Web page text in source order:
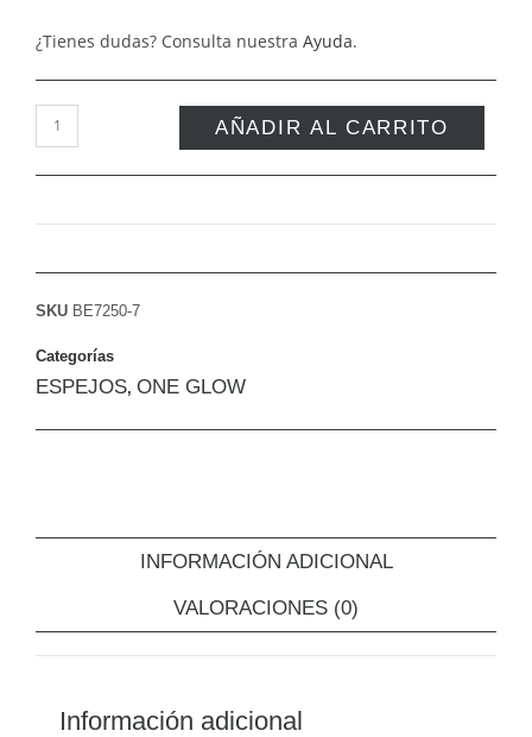
¿Tienes dudas? Consulta nuestra Ayuda.
AÑADIR AL CARRITO
SKU BE7250-7
Categorías
ESPEJOS, ONE GLOW
INFORMACIÓN ADICIONAL
VALORACIONES (0)
Información adicional